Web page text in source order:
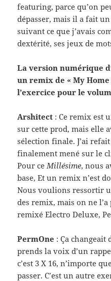
fea­tur­ing, parce qu’on
dépasser, mais il a fait
suiv­ant ce que j’avais
dex­térité, ses jeux de
La ver­sion numérique
un remix de « My
l’exercice pour le
Arshi­tect : Ce remix est
sur cette prod, mais elle
sélec­tion finale. J’ai
finale­ment mené sur le
Pour ce Mil­lésime, nous
base, Et un remix n’est
Nous voulions ressor­tir
des remix, mais on ne
remixé Elec­tro Deluxe,
Per­mOne : Ça
prends la voix d’un
c’est 3 X 16, n’importe
passer. C’est un autre